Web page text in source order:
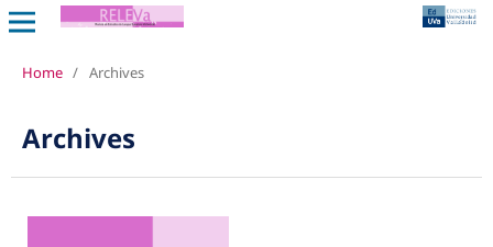
Home / Archives
Archives